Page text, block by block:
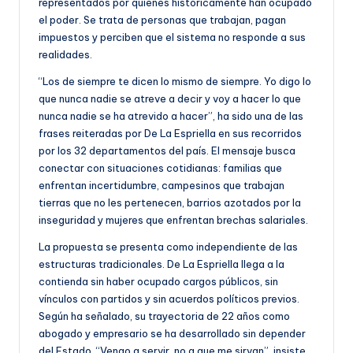
el poder. Se trata de personas que trabajan, pagan
impuestos y perciben que el sistema no responde a sus
realidades.
“Los de siempre te dicen lo mismo de siempre. Yo digo lo
que nunca nadie se atreve a decir y voy a hacer lo que
nunca nadie se ha atrevido a hacer”, ha sido una de las
frases reiteradas por De La Espriella en sus recorridos
por los 32 departamentos del país. El mensaje busca
conectar con situaciones cotidianas: familias que
enfrentan incertidumbre, campesinos que trabajan
tierras que no les pertenecen, barrios azotados por la
inseguridad y mujeres que enfrentan brechas salariales.
La propuesta se presenta como independiente de las
estructuras tradicionales. De La Espriella llega a la
contienda sin haber ocupado cargos públicos, sin
vínculos con partidos y sin acuerdos políticos previos.
Según ha señalado, su trayectoria de 22 años como
abogado y empresario se ha desarrollado sin depender